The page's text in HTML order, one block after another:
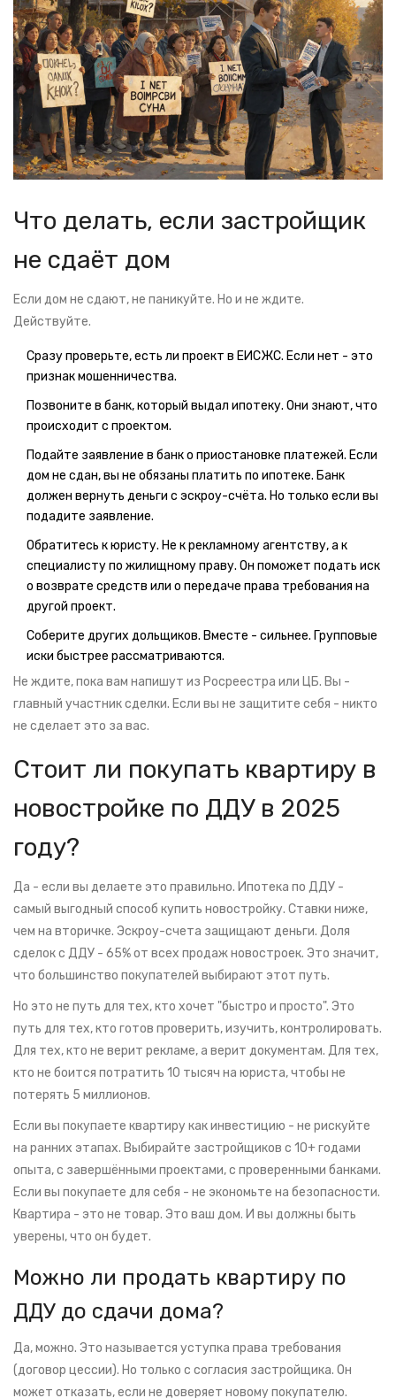
Что делать, если застройщик
не сдаёт дом
Если дом не сдают, не паникуйте. Но и не ждите.
Действуйте.
Сразу проверьте, есть ли проект в ЕИСЖС. Если нет - это
признак мошенничества.
Позвоните в банк, который выдал ипотеку. Они знают, что
происходит с проектом.
Подайте заявление в банк о приостановке платежей. Если
дом не сдан, вы не обязаны платить по ипотеке. Банк
должен вернуть деньги с эскроу-счёта. Но только если вы
подадите заявление.
Обратитесь к юристу. Не к рекламному агентству, а к
специалисту по жилищному праву. Он поможет подать иск
о возврате средств или о передаче права требования на
другой проект.
Соберите других дольщиков. Вместе - сильнее. Групповые
иски быстрее рассматриваются.
Не ждите, пока вам напишут из Росреестра или ЦБ. Вы -
главный участник сделки. Если вы не защитите себя - никто
не сделает это за вас.
Стоит ли покупать квартиру в
новостройке по ДДУ в 2025
году?
Да - если вы делаете это правильно. Ипотека по ДДУ -
самый выгодный способ купить новостройку. Ставки ниже,
чем на вторичке. Эскроу-счета защищают деньги. Доля
сделок с ДДУ - 65% от всех продаж новостроек. Это значит,
что большинство покупателей выбирают этот путь.
Но это не путь для тех, кто хочет "быстро и просто". Это
путь для тех, кто готов проверить, изучить, контролировать.
Для тех, кто не верит рекламе, а верит документам. Для тех,
кто не боится потратить 10 тысяч на юриста, чтобы не
потерять 5 миллионов.
Если вы покупаете квартиру как инвестицию - не рискуйте
на ранних этапах. Выбирайте застройщиков с 10+ годами
опыта, с завершёнными проектами, с проверенными банками.
Если вы покупаете для себя - не экономьте на безопасности.
Квартира - это не товар. Это ваш дом. И вы должны быть
уверены, что он будет.
Можно ли продать квартиру по
ДДУ до сдачи дома?
Да, можно. Это называется уступка права требования
(договор цессии). Но только с согласия застройщика. Он
может отказать, если не доверяет новому покупателю.